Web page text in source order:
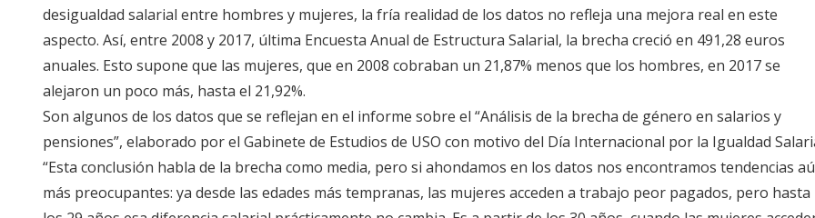
desigualdad salarial entre hombres y mujeres, la fría realidad de los datos no refleja una mejora real en este
aspecto. Así, entre 2008 y 2017, última Encuesta Anual de Estructura Salarial, la brecha creció en 491,28 euros
anuales. Esto supone que las mujeres, que en 2008 cobraban un 21,87% menos que los hombres, en 2017 se
alejaron un poco más, hasta el 21,92%.
Son algunos de los datos que se reflejan en el informe sobre el “Análisis de la brecha de género en salarios y
pensiones”, elaborado por el Gabinete de Estudios de USO con motivo del Día Internacional por la Igualdad
“Esta conclusión habla de la brecha como media, pero si ahondamos en los datos nos encontramos tendencias
más preocupantes: ya desde las edades más tempranas, las mujeres acceden a trabajo peor pagados, pero hasta